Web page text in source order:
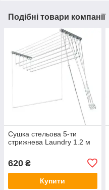
Подібні товари компанії
Сушка стельова 5-ти
стрижнева Laundry 1.2 м
620 ₴
Купити